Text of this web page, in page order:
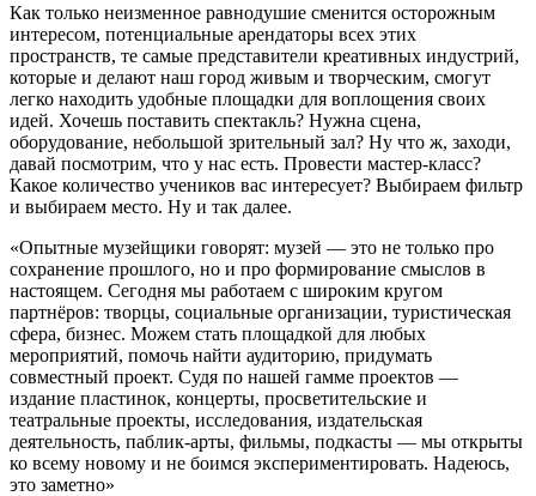
Как только неизменное равнодушие сменится осторожным
интересом, потенциальные арендаторы всех этих
пространств, те самые представители креативных индустрий,
которые и делают наш город живым и творческим, смогут
легко находить удобные площадки для воплощения своих
идей. Хочешь поставить спектакль? Нужна сцена,
оборудование, небольшой зрительный зал? Ну что ж, заходи,
давай посмотрим, что у нас есть. Провести мастер-класс?
Какое количество учеников вас интересует? Выбираем фильтр
и выбираем место. Ну и так далее.
«Опытные музейщики говорят: музей — это не только про
сохранение прошлого, но и про формирование смыслов в
настоящем. Сегодня мы работаем с широким кругом
партнёров: творцы, социальные организации, туристическая
сфера, бизнес. Можем стать площадкой для любых
мероприятий, помочь найти аудиторию, придумать
совместный проект. Судя по нашей гамме проектов —
издание пластинок, концерты, просветительские и
театральные проекты, исследования, издательская
деятельность, паблик-арты, фильмы, подкасты — мы открыты
ко всему новому и не боимся экспериментировать. Надеюсь,
это заметно»